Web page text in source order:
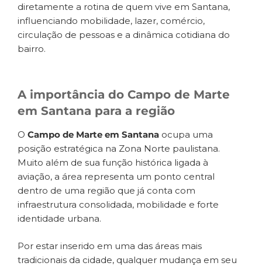
diretamente a rotina de quem vive em Santana,
influenciando mobilidade, lazer, comércio,
circulação de pessoas e a dinâmica cotidiana do
bairro.
A importância do Campo de Marte
em Santana para a região
O Campo de Marte em Santana ocupa uma
posição estratégica na Zona Norte paulistana.
Muito além de sua função histórica ligada à
aviação, a área representa um ponto central
dentro de uma região que já conta com
infraestrutura consolidada, mobilidade e forte
identidade urbana.
Por estar inserido em uma das áreas mais
tradicionais da cidade, qualquer mudança em seu